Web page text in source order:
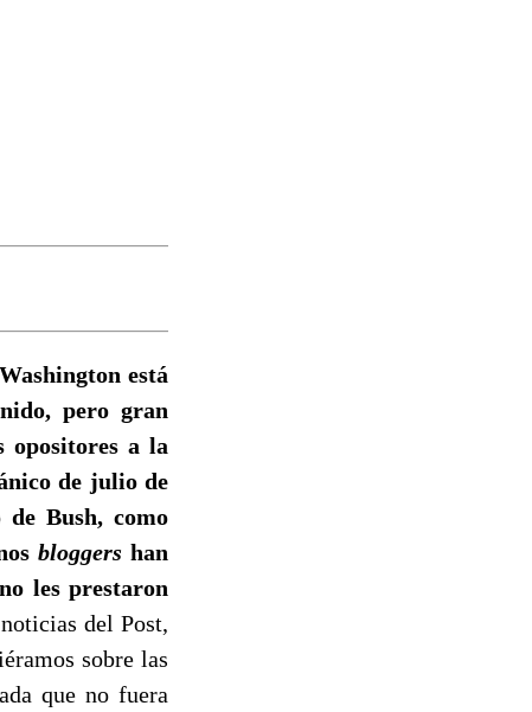
está
pero gran
opositores a la
de julio de
Bush, como
bloggers han
les prestaron
del Post,
sobre las
que no fuera